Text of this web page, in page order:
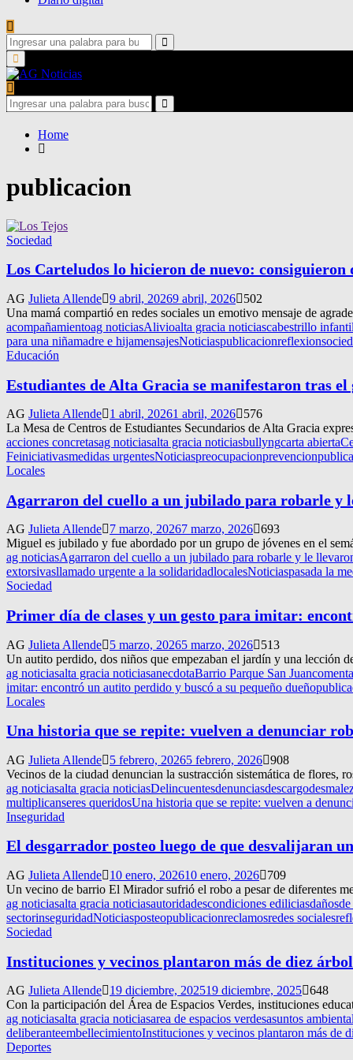
Search
for:
Search
Primary
Menu
Search
for:
Search
Home
publicacion
Sociedad
Los Carteludos lo hicieron de nuevo:
AG Julieta Allende 9 abril, 20269 abril, 2026
502
Una mamá compartió en redes sociales un emotivo mensaje de
acompañamientoag noticiasAlivioalta gracia noticiascabestrillo infantil
para una niñamadre e hijamensajesNoticiaspublicacionreflexion
Educación
Estudiantes de Alta Gracia se manifestaron tras el
AG Julieta Allende 1 abril, 20261 abril, 2026
576
La Mesa de Centros de Estudiantes Secundarios de Alta Gracia
acciones concretasag noticiasalta gracia noticiasbullyngcarta abierta
Feiniciativasmedidas urgentesNoticiaspreocupacionprevencion
Locales
Agarraron del cuello a un jubilado para robarle y
AG Julieta Allende 7 marzo, 20267 marzo, 2026 693
Miguel es jubilado y fue abordado por un grupo de jóvenes en el
ag noticiasAgarraron del cuello a un jubilado para robarle y le
extorsivasllamado urgente a la solidaridadlocalesNoticiaspasada la
Sociedad
Primer día de clases y un gesto para imitar:
AG Julieta Allende 5 marzo, 20265 marzo, 2026
513
Un autito perdido, dos niños que empezaban el jardín y una lección
ag noticiasalta gracia noticiasanecdotaBarrio Parque San Juan
imitar: encontró un autito perdido y buscó a su pequeño dueño
Locales
Una historia que se repite: vuelven a denunciar
AG Julieta Allende 5 febrero, 20265 febrero, 2026 908
Vecinos de la ciudad denuncian la sustracción sistemática de flores,
ag noticiasalta gracia noticiasDelincuentesdenunciasdescargo
multiplicanseres queridosUna historia que se repite: vuelven a
Inseguridad
El desgarrador posteo luego de que desvalijaran
AG Julieta Allende 10 enero, 202610 enero, 2026
709
Un vecino de barrio El Mirador sufrió el robo a pesar de diferentes
ag noticiasalta gracia noticiasautoridadescondiciones ediliciasdaños
sectorinseguridadNoticiasposteopublicacionreclamosredes sociales
Sociedad
Instituciones y vecinos plantaron más de diez
AG Julieta Allende 19 diciembre, 202519 diciembre, 2025 648
Con la participación del Área de Espacios Verdes, instituciones
ag noticiasalta gracia noticiasarea de espacios verdesasuntos
deliberanteembellecimientoInstituciones y vecinos plantaron más de
Deportes